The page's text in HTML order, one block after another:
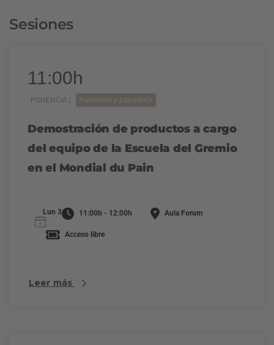
Sesiones
11:00h
PONENCIA | Pastelería y panadería
Demostración de productos a cargo
del equipo de la Escuela del Gremio
en el Mondial du Pain
Lun 3 11:00h - 12:00h Aula Forum
Acceso libre
Leer más